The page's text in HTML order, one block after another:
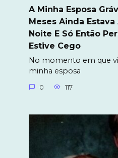
A Minha Esposa
Meses Ainda Estava
Noite E Só Então
Estive Cego
No momento em que
minha esposa
0 117